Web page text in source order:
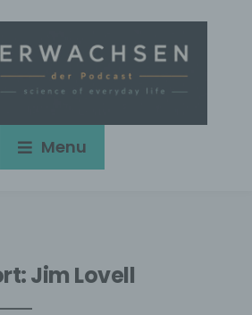
Menu
Jim Lovell